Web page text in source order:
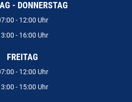
- DONNERSTAG
- 12:00 Uhr
- 16:00 Uhr
FREITAG
- 12:00 Uhr
- 15:00 Uhr